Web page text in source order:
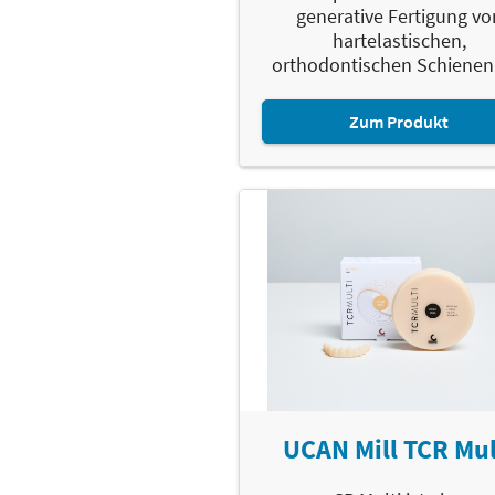
generative Fertigung
hartelastischen,
orthodontischen
Zum Produkt
UCAN Mill TCR